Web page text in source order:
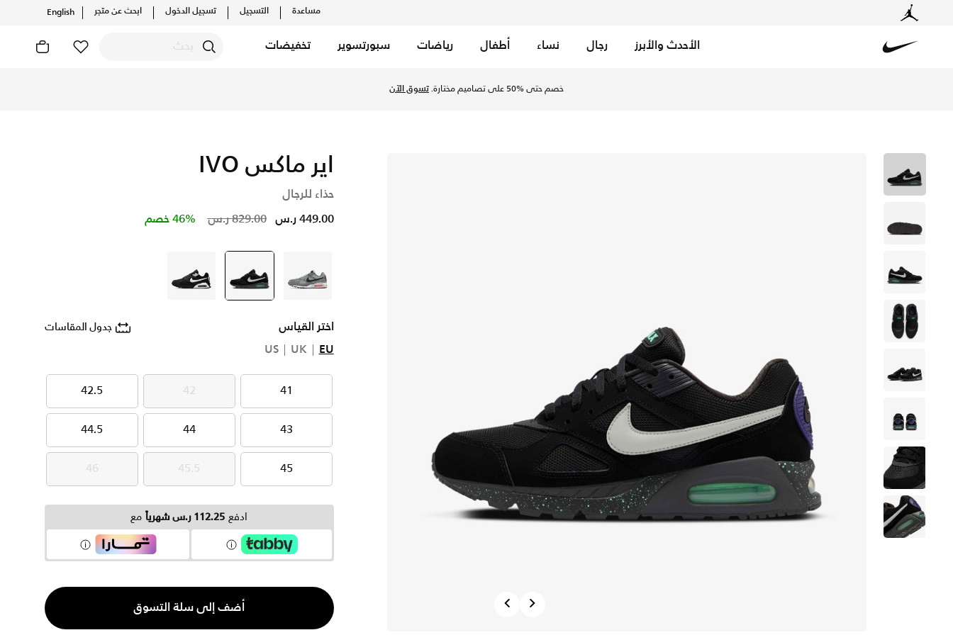
مساعدة التسجيل تسجيل الدخول ابحث عن متجر English
الأحدث والأبرز رجال نساء أطفال رياضات سبورتسوير تخفيضات
خصم حتى %50 على تصاميم مختارة. تسوق الآن
Next
اير ماكس IVO
حذاء للرجال
Price reduced from
829.00 ر.س to 449.00 ر.س 46% خصم
رمادي selected
أسود أسود
اختر القياس جدول المقاسات
EU
UK
US
41
41
42
42
42.5
42.5
43
43
44
44
44.5
44.5
45
45
45.5
45.5
46
46
ادفع 112.25 ر.س شهرياً مع
الكمية
1
أضف إلى سلة التسوق